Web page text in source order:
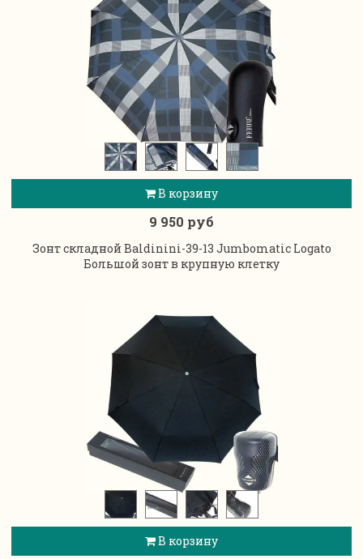
В корзину
9 950 руб
Зонт складной Baldinini-39-13 Jumbomatic Logato
Большой зонт в крупную клетку
В корзину